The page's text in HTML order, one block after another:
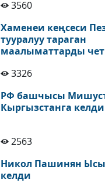
3560
Хаменеи кеңсеси
тууралуу тараган
маалыматтарды
3326
РФ башчысы
Кыргызстанга келди
2563
Никол Пашинян
келди